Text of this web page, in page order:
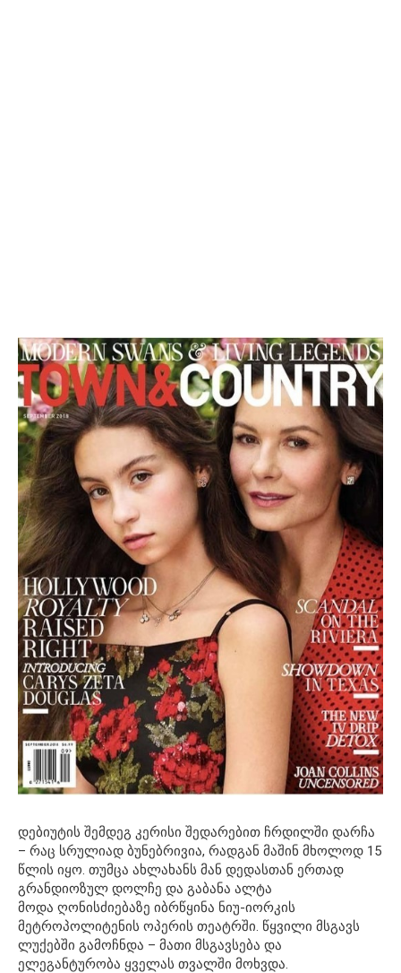
დებიუტის შემდეგ კერისი შედარებით ჩრდილში დარჩა
– რაც სრულიად ბუნებრივია, რადგან მაშინ მხოლოდ 15
წლის იყო. თუმცა ახლახანს მან დედასთან ერთად
გრანდიოზულ დოლჩე და გაბანა ალტა
მოდა ღონისძიებაზე იბრწყინა ნიუ-იორკის
მეტროპოლიტენის ოპერის თეატრში. წყვილი მსგავს
ლუქებში გამოჩნდა – მათი მსგავსება და
ელეგანტურობა ყველას თვალში მოხვდა.